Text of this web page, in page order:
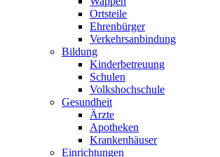
Ortsteile
Ehrenbürger
Verkehrsanbindung
Bildung
Kinderbetreuung
Schulen
Volkshochschule
Gesundheit
Ärzte
Apotheken
Krankenhäuser
Einrichtungen